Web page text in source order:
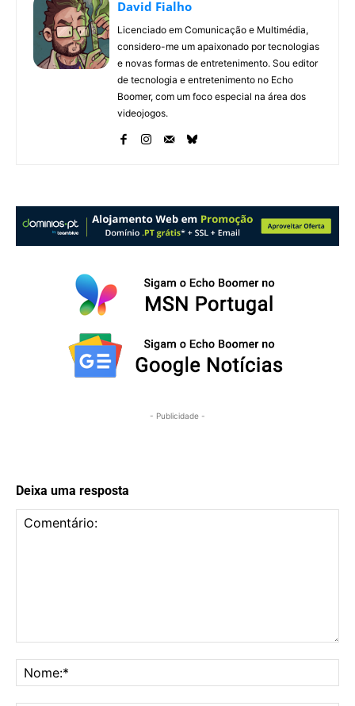
David Fialho
Licenciado em Comunicação e Multimédia,
considero-me um apaixonado por tecnologias
e novas formas de entretenimento. Sou editor
de tecnologia e entretenimento no Echo
Boomer, com um foco especial na área dos
videojogos.
- Publicidade -
Deixa uma resposta